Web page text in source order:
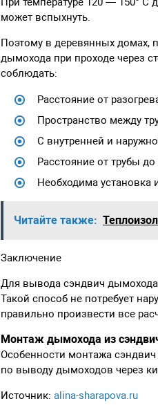
может вспыхнуть.
Поэтому в деревянных домах,
дымохода при проходе через
соблюдать:
Расстояние от
Пространство между
С внутренней и
Расстояние от трубы
Необходима установка
Читайте также:
Заключение
Для вывода сэндвич дымохода
Такой способ не потребует
правильно произвести все
Монтаж дымохода из
Особенности монтажа
по выводу дымоходов через
Источник: alina-sharapova.ru